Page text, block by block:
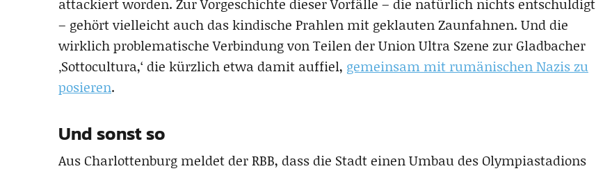
attackiert worden. Zur Vorgeschichte dieser Vorfälle – die natürlich nichts entschuldigt
– gehört vielleicht auch das kindische Prahlen mit geklauten Zaunfahnen. Und die
wirklich problematische Verbindung von Teilen der Union Ultra Szene zur Gladbacher
‚Sottocultura,‘ die kürzlich etwa damit auffiel, gemeinsam mit rumänischen Nazis zu
posieren.
Und sonst so
Aus Charlottenburg meldet der RBB, dass die Stadt einen Umbau des Olympiastadions